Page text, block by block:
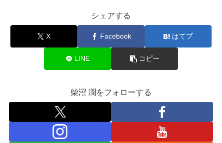
シェアする
X Facebook はてブ
LINE コピー
柴沼 潤をフォローする